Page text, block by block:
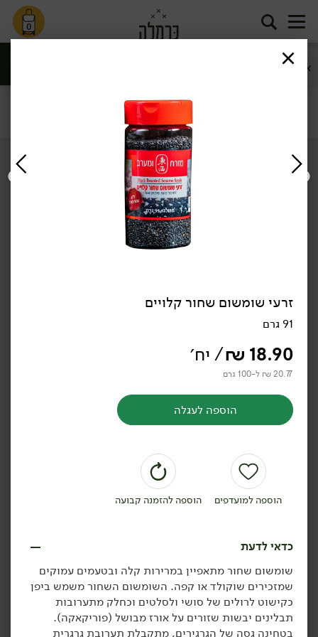
0
אורז, דגנים וקטניות
אורז
אורז, דגנים וקטניות /קטניות
אורגני
שעועית לבנה אורגנית -
500 גרם
הוספה לסל
יח׳ יח׳
חומוס אורגני - 'תבואות'
500 גרם
2.58 ₪ ל-100 גרם
עדשים ירוקות אורגניות -
'תבואות'
500 גרם
2.98 ₪ ל-100 גרם
זרעי שומשום שחור קלויים
91 גרם
18.90
₪/ יח׳
20.77 ₪ ל-100 גרם
הוספה לעגלה
הוספה למועדפים הוספה להזמנה קבועה
כדאי לדעת
שומשום שחור מתאפיין במרירות קלה ובטעמים עמוקים
שמזכירים שוקולד או קפה. השומשום השחור משמש ביפן
כקישוט לרולים של סושי ולסלטים וכחלק מתערובות
תבלינים יבשות שזורים על אורז מבושל (פוריקאקה).
בטחינה גסה של הגרגירים, מתקבלת תערובת גרגרית